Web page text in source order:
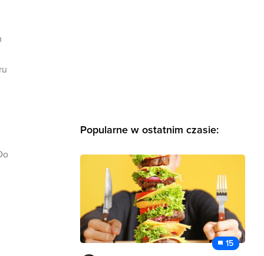
Popularne w ostatnim czasie:
15